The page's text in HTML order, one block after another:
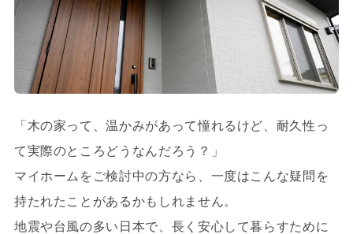
「木の家って、温かみがあって憧れるけど、耐久性っ
て実際のところどうなんだろう？」
マイホームをご検討中の方なら、一度はこんな疑問を
持たれたことがあるかもしれません。
地震や台風の多い日本で、長く安心して暮らすために